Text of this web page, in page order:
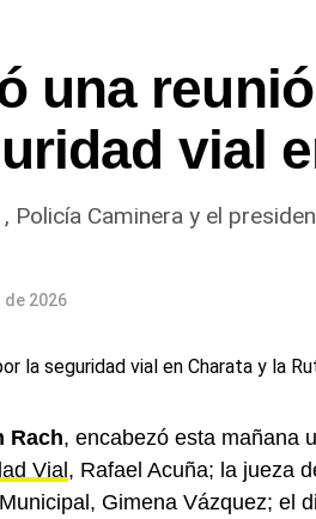
una
vial
Policía Caminera y el
2026
Rach, encabezó esta mañana
Vial , Rafael Acuña; la jueza
Gimena Vázquez; el